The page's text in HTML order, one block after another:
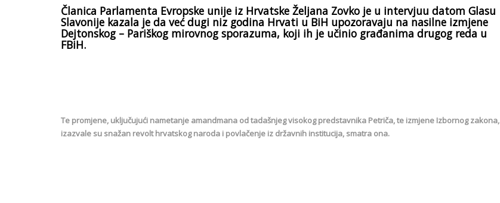
Članica Parlamenta Еvropske unije iz Hrvatske Željana Zovko je u intervjuu datom Glasu
Slavonije kazala je da već dugi niz godina Hrvati u BiH upozoravaju na nasilne izmjene
Dejtonskog – Pariškog mirovnog sporazuma, koji ih je učinio građanima drugog reda u
FBiH.
Te promjene, uključujući nametanje amandmana od tadašnjeg visokog predstavnika Petriča, te izmjene Izbornog zakona,
izazvale su snažan revolt hrvatskog naroda i povlačenje iz državnih institucija, smatra ona.